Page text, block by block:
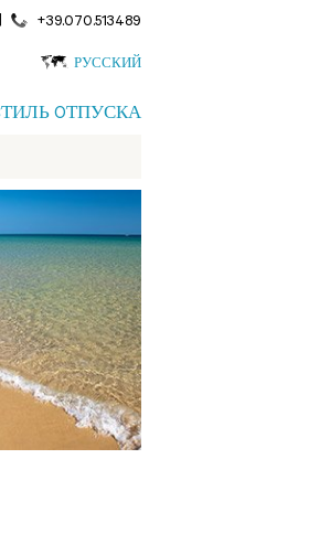
| +39.070.513489
РУССКИЙ
OТПУСКА